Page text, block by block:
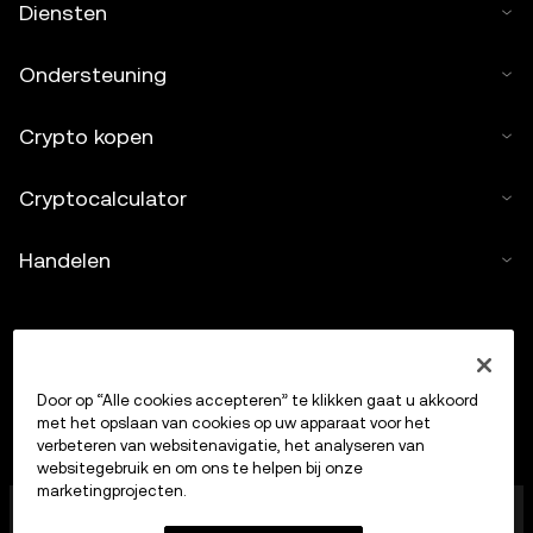
Diensten
Ondersteuning
Crypto kopen
Cryptocalculator
Handelen
Door op “Alle cookies accepteren” te klikken gaat u akkoord
met het opslaan van cookies op uw apparaat voor het
verbeteren van websitenavigatie, het analyseren van
websitegebruik en om ons te helpen bij onze
marketingprojecten.